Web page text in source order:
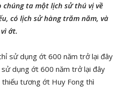
ta một lịch sử thú vị về
có lịch sử hàng trăm năm, và
ớt.
sử dụng ớt 600 năm trở lại đây
tương ớt Huy Fong thì